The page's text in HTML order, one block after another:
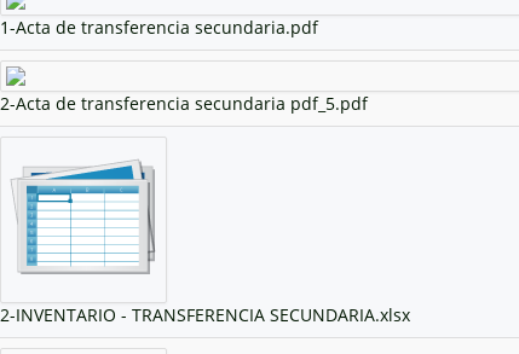
1-Acta de transferencia secundaria.pdf
2-Acta de transferencia secundaria pdf_5.pdf
2-INVENTARIO - TRANSFERENCIA SECUNDARIA.xlsx